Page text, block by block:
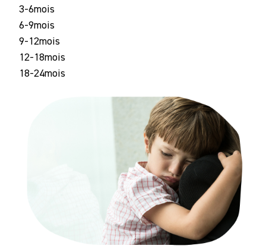
3-6mois
6-9mois
9-12mois
12-18mois
18-24mois